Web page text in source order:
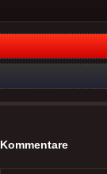
Kommentare